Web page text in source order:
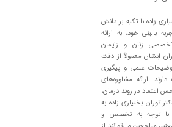
واقعا
است
بنده بودن و فوق العاده خوبن
زاده با تکیه بر دانش
بالینی خود، به ارائه
زنان و زایمان
ایشان معمولاً از دقت
علمی و پیگیری
ارائه مشاوره‌های
اعتماد در روند درمان،
توران بختیاری زاده به
با توجه به تخصص و